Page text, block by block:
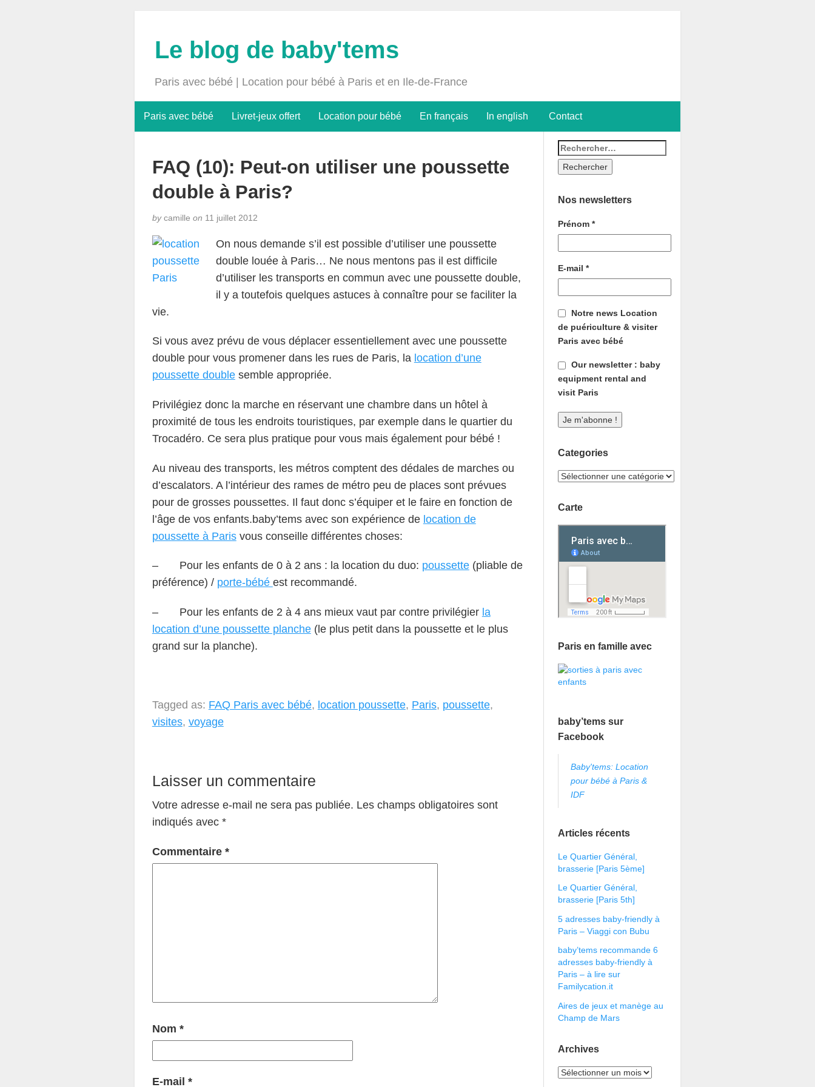
Le blog de baby'tems
Paris avec bébé | Location pour bébé à Paris et en Ile-de-France
Paris avec bébé Livret-jeux offert Location pour bébé En français In english Contact
FAQ (10): Peut-on utiliser une poussette
double à Paris?
bycamille on 11 juillet 2012
On nous demande s’il est possible d’utiliser une poussette
double louée à Paris… Ne nous mentons pas il est difficile
d’utiliser les transports en commun avec une poussette double,
il y a toutefois quelques astuces à connaître pour se faciliter la
vie.
Si vous avez prévu de vous déplacer essentiellement avec une poussette
double pour vous promener dans les rues de Paris, la location d’une
poussette doublesemble appropriée.
Privilégiez donc la marche en réservant une chambre dans un hôtel à
proximité de tous les endroits touristiques, par exemple dans le quartier du
Trocadéro. Ce sera plus pratique pour vous mais également pour bébé !
Au niveau des transports, les métros comptent des dédales de marches ou
d’escalators. A l’intérieur des rames de métro peu de places sont prévues
pour de grosses poussettes. Il faut donc s’équiper et le faire en fonction de
l’âge de vos enfants.baby’tems avec son expérience de location de
poussette à Parisvous conseille différentes choses:
– Pour les enfants de 0 à 2 ans : la location du duo: poussette(pliable de
préférence) / porte-bébé est recommandé.
– Pour les enfants de 2 à 4 ans mieux vaut par contre privilégier la
location d’une poussette planche(le plus petit dans la poussette et le plus
grand sur la planche).
Tagged as: FAQ Paris avec bébé, location poussette, Paris, poussette,
visites, voyage
Laisser un commentaire
Votre adresse e-mail ne sera pas publiée. Les champs obligatoires sont
indiqués avec *
Commentaire *
Nom *
E-mail *
Nos newsletters
Prénom*
E-mail*
Notre news Location
de puériculture & visiter
Paris avec bébé
Our newsletter : baby
equipment rental and
visit Paris
Categories
Carte
Paris en famille avec
baby’tems sur
Facebook
Baby'tems: Location
pour bébé à Paris &
IDF
Articles récents
Le Quartier Général,
brasserie [Paris 5ème]
Le Quartier Général,
brasserie [Paris 5th]
5 adresses baby-friendly à
Paris – Viaggi con Bubu
baby’tems recommande 6
adresses baby-friendly à
Paris – à lire sur
Familycation.it
Aires de jeux et manège au
Champ de Mars
Archives